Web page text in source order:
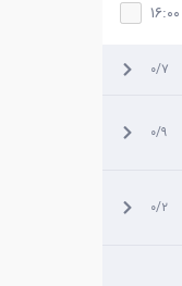
۱۶:۰۰
۰/۷
۰/۹
۰/۲